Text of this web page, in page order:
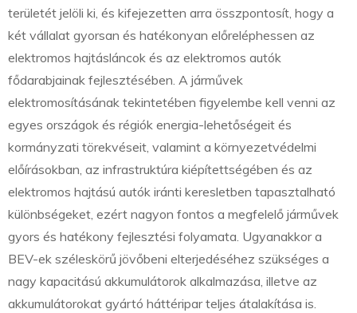
területét jelöli ki, és kifejezetten arra összpontosít, hogy a
két vállalat gyorsan és hatékonyan előreléphessen az
elektromos hajtásláncok és az elektromos autók
fődarabjainak fejlesztésében. A járművek
elektromosításának tekintetében figyelembe kell venni az
egyes országok és régiók energia-lehetőségeit és
kormányzati törekvéseit, valamint a környezetvédelmi
előírásokban, az infrastruktúra kiépítettségében és az
elektromos hajtású autók iránti keresletben tapasztalható
különbségeket, ezért nagyon fontos a megfelelő járművek
gyors és hatékony fejlesztési folyamata. Ugyanakkor a
BEV-ek széleskörű jövőbeni elterjedéséhez szükséges a
nagy kapacitású akkumulátorok alkalmazása, illetve az
akkumulátorokat gyártó háttéripar teljes átalakítása is.